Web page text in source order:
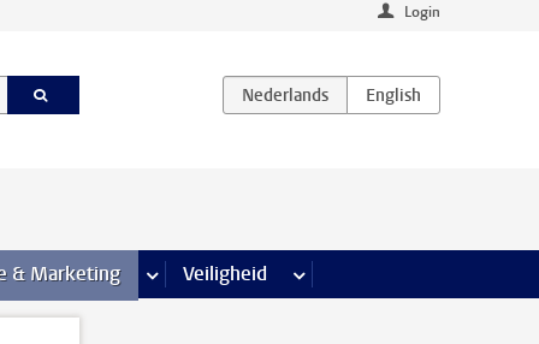
Login
& Marketing meer Communicatie & Marketing pagina’s
Veiligheid meer Veiligheid pagina’s